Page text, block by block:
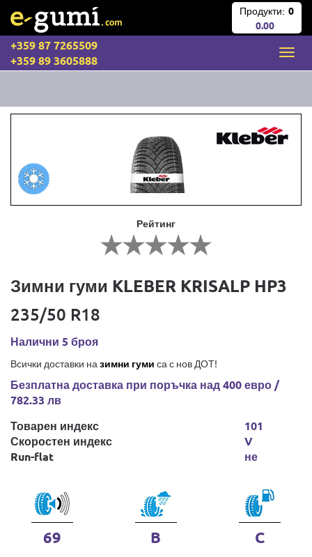
Продукти: 0
0.00
+359 87 7265509
+359 89 3605888
Рейтинг
Зимни гуми KLEBER KRISALP HP3
235/50 R18
Налични 5 броя
Всички доставки на зимни гуми са с нов ДОТ!
Безплатна доставка при поръчка над 400 евро /
782.33 лв
Товарен индекс
Скоростен индекс
Run-flat
101
V
не
69 B C